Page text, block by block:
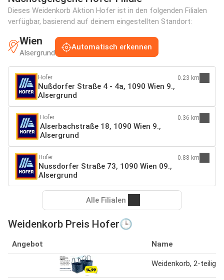
Dieses Weidenkorb Aktion Hofer ist in den folgenden Filialen
verfügbar, basierend auf deinem eingestellten Standort:
Wien
Alsergrund
Automatisch erkennen
Hofer
Nußdorfer Straße 4 - 4a, 1090 Wien 9.,
Alsergrund
0.23 km
Hofer
Alserbachstraße 18, 1090 Wien 9.,
Alsergrund
0.36 km
Hofer
Nussdorfer Straße 73, 1090 Wien 09.,
Alsergrund
0.88 km
Alle Filialen
Weidenkorb Preis Hofer🕒
Angebot Name
Weidenkorb, 2-teilig